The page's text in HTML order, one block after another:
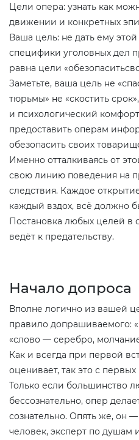
Цели опера: узнать как
движении и конкретных
Ваша цель: не дать ему
специфики уголовных дел
равна цели
Заметьте, ваша цель не
тюрьмы» не «скостить
и психологический
предоставить операм
обезопасить своих
Именно отталкиваясь от
свою линию поведения на
следствия. Каждое
каждый вздох, всё должно
Постановка любых целей в
ведёт к предательству.
Начало допроса
Вполне логично из вашей
правило допрашиваемого:
«слово — серебро,
Как и всегда при первой
оценивает, так это с
Только если большинство
бессознательно, опер
сознательно. Опять же, он
человек, эксперт по душам